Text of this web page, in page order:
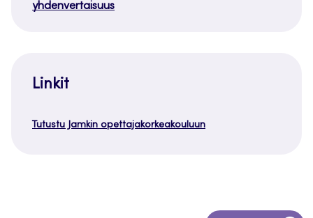
yhdenvertaisuus
Linkit
Tutustu Jamkin opettajakorkeakouluun